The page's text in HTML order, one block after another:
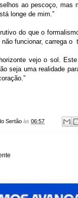
ao pescoço, mas
longe de mim.”
do que o
funcionar, carrega
vejo o sol.
seja uma realidade
Sertão às 06:57